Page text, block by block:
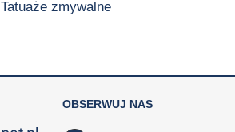
Tatuaże zmywalne
OBSERWUJ NAS